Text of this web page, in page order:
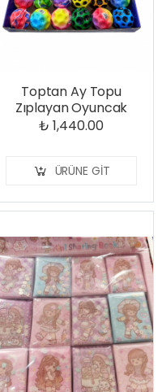
Toptan Ay Topu
Zıplayan Oyuncak
₺ 1,440.00
ÜRÜNE GIT